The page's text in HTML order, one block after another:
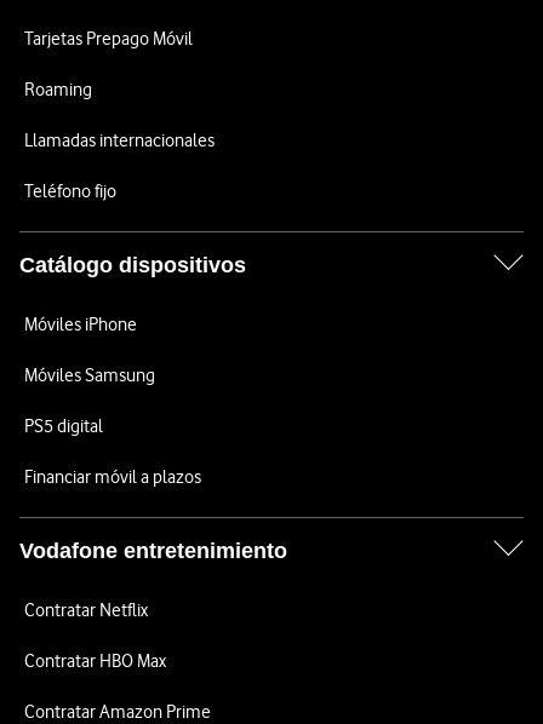
Tarjetas Prepago Móvil
Roaming
Llamadas internacionales
Teléfono fijo
Catálogo dispositivos
Móviles iPhone
Móviles Samsung
PS5 digital
Financiar móvil a plazos
Vodafone entretenimiento
Contratar Netflix
Contratar HBO Max
Contratar Amazon Prime